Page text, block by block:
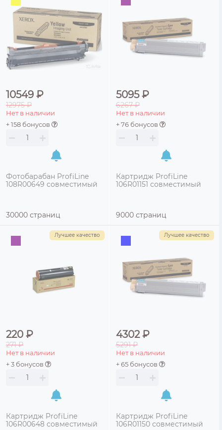
10549 ₽
12975 ₽
Нет в наличии
+ 158 бонусов
Фотобарабан ProfiLine
108R00649 совместимый
30000 страниц
5095 ₽
6267 ₽
Нет в наличии
+ 76 бонусов
Картридж ProfiLine
106R01151 совместимый
9000 страниц
Лучшее качество
220 ₽
271 ₽
Нет в наличии
+ 3 бонусов
Картридж ProfiLine
106R00648 совместимый
Лучшее качество
4302 ₽
5291 ₽
Нет в наличии
+ 65 бонусов
Картридж ProfiLine
106R01150 совместимый